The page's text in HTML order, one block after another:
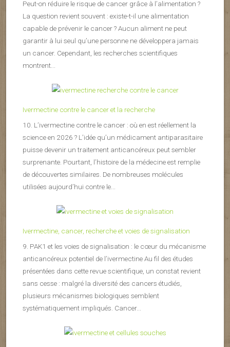
Peut-on réduire le risque de cancer grâce à l’alimentation ?
La question revient souvent : existe-t-il une alimentation
capable de prévenir le cancer ? Aucun aliment ne peut
garantir à lui seul qu’une personne ne développera jamais
un cancer. Cependant, les recherches scientifiques
montrent...
Ivermectine contre le cancer et la recherche
10. L’ivermectine contre le cancer : où en est réellement la
science en 2026 ? L’idée qu’un médicament antiparasitaire
puisse devenir un traitement anticancéreux peut sembler
surprenante. Pourtant, l’histoire de la médecine est remplie
de découvertes similaires. De nombreuses molécules
utilisées aujourd’hui contre le...
Ivermectine, cancer, recherche et voies de signalisation
9. PAK1 et les voies de signalisation : le cœur du mécanisme
anticancéreux potentiel de l’ivermectine Au fil des études
présentées dans cette revue scientifique, un constat revient
sans cesse : malgré la diversité des cancers étudiés,
plusieurs mécanismes biologiques semblent
systématiquement impliqués. Cancer...